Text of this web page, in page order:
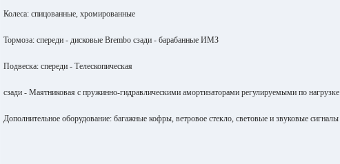
Колеса: спицованные, хромированные
Тормоза: спереди - дисковые Brembo сзади - барабанные ИМЗ
Подвеска: спереди - Телескопическая
сзади - Маятниковая с пружинно-гидравлическими амортизаторами регулируемыми по нагрузке
Дополнительное оборудование: багажные кофры, ветровое стекло, световые и звуковые сигналы